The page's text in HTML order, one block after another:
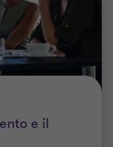
e il